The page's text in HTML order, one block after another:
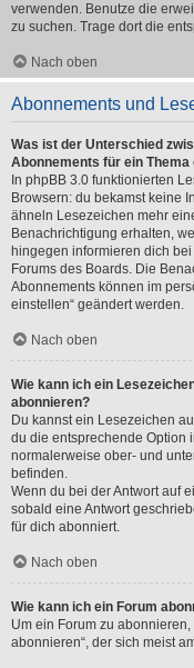
verwenden. Benutze die
zu suchen. Trage dort die
Nach oben
Abonnements und
Was ist der Unterschied
Abonnements für ein Thema
In phpBB 3.0 funktionierten
Browsern: du bekamst keine
ähneln Lesezeichen mehr
Benachrichtigung erhalten,
hingegen informieren dich
Forums des Boards. Die
Abonnements können im
einstellen“ geändert werden.
Nach oben
Wie kann ich ein
abonnieren?
Du kannst ein Lesezeichen
du die entsprechende Option
normalerweise ober- und
befinden.
Wenn du bei der Antwort auf
sobald eine Antwort
für dich abonniert.
Nach oben
Wie kann ich ein Forum
Um ein Forum zu
abonnieren“, der sich meist